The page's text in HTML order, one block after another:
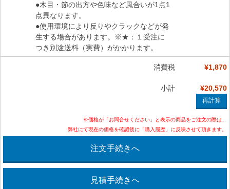
●木目・節の出方や色味など風合いが1点1
点異なります。
●使用環境により反りやクラックなどが発
生する場合があります。※★：１受注に
つき別途送料（実費）がかかります。
消費税 ¥1,870
小計 ¥20,570
※価格が「お問合せください」と表示の商品をご注文の際は、
弊社にて現在の価格を確認後に「購入履歴」に反映させて頂きます。